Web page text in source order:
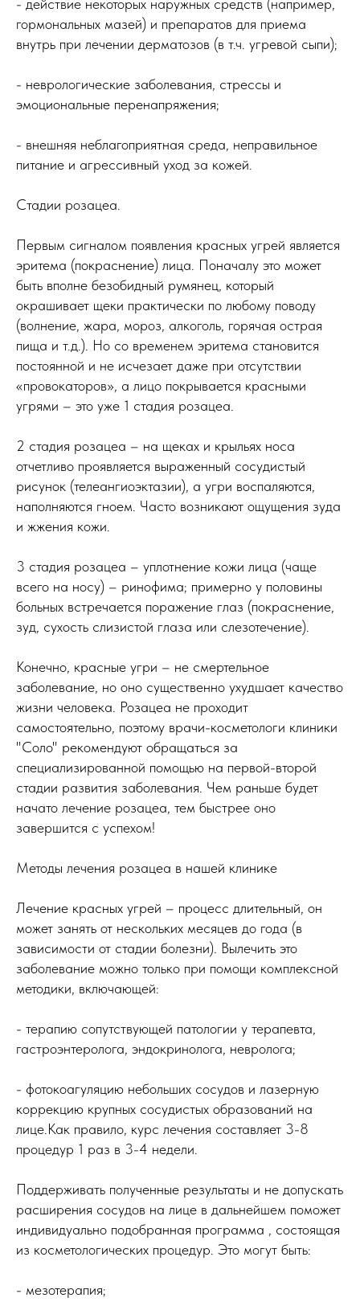
- действие некоторых наружных средств (например,
гормональных мазей) и препаратов для приема
внутрь при лечении дерматозов (в т.ч. угревой сыпи);
- неврологические заболевания, стрессы и
эмоциональные перенапряжения;
- внешняя неблагоприятная среда, неправильное
питание и агрессивный уход за кожей.
Стадии розацеа.
Первым сигналом появления красных угрей является
эритема (покраснение) лица. Поначалу это может
быть вполне безобидный румянец, который
окрашивает щеки практически по любому поводу
(волнение, жара, мороз, алкоголь, горячая острая
пища и т.д.). Но со временем эритема становится
постоянной и не исчезает даже при отсутствии
«провокаторов», а лицо покрывается красными
угрями – это уже 1 стадия розацеа.
2 стадия розацеа – на щеках и крыльях носа
отчетливо проявляется выраженный сосудистый
рисунок (телеангиоэктазии), а угри воспаляются,
наполняются гноем. Часто возникают ощущения зуда
и жжения кожи.
3 стадия розацеа – уплотнение кожи лица (чаще
всего на носу) – ринофима; примерно у половины
больных встречается поражение глаз (покраснение,
зуд, сухость слизистой глаза или слезотечение).
Конечно, красные угри – не смертельное
заболевание, но оно существенно ухудшает качество
жизни человека. Розацеа не проходит
самостоятельно, поэтому врачи-косметологи клиники
"Соло" рекомендуют обращаться за
специализированной помощью на первой-второй
стадии развития заболевания. Чем раньше будет
начато лечение розацеа, тем быстрее оно
завершится с успехом!
Методы лечения розацеа в нашей клинике
Лечение красных угрей – процесс длительный, он
может занять от нескольких месяцев до года (в
зависимости от стадии болезни). Вылечить это
заболевание можно только при помощи комплексной
методики, включающей:
- терапию сопутствующей патологии у терапевта,
гастроэнтеролога, эндокринолога, невролога;
- фотокоагуляцию небольших сосудов и лазерную
коррекцию крупных сосудистых образований на
лице.Как правило, курс лечения составляет 3-8
процедур 1 раз в 3-4 недели.
Поддерживать полученные результаты и не допускать
расширения сосудов на лице в дальнейшем поможет
индивидуально подобранная программа , состоящая
из косметологических процедур. Это могут быть:
- мезотерапия;